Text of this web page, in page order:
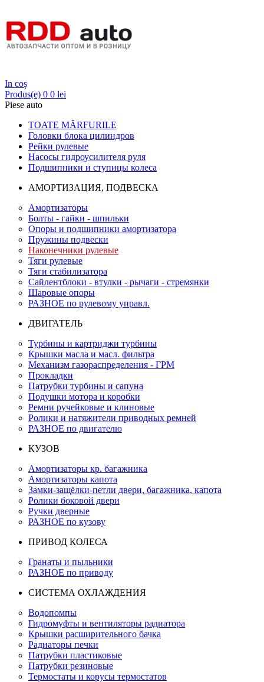
In coș
Produs(e) 0 0 lei
Piese auto
TOATE MĂRFURILE
Головки блока цилиндров
Рейки рулевые
Насосы гидроусилителя руля
Подшипники и ступицы колеса
АМОРТИЗАЦИЯ, ПОДВЕСКА
Амортизаторы
Болты - гайки - шпильки
Опоры и подшипники амортизатора
Пружины подвески
Наконечники рулевые
Тяги рулевые
Тяги стабилизатора
Сайлентблоки - втулки - рычаги - стремянки
Шаровые опоры
РАЗНОЕ по рулевому управл.
ДВИГАТЕЛЬ
Турбины и картриджи турбины
Крышки масла и масл. фильтра
Механизм газораспределения - ГРМ
Прокладки
Патрубки турбины и сапуна
Подушки мотора и коробки
Ремни ручейковые и клиновые
Ролики и натяжители приводных ремней
РАЗНОЕ по двигателю
КУЗОВ
Амортизаторы кр. багажника
Амортизаторы капота
Замки-защёлки-петли двери, багажника, капота
Ролики боковой двери
Ручки дверные
РАЗНОЕ по кузову
ПРИВОД КОЛЕСА
Гранаты и пыльники
РАЗНОЕ по приводу
СИСТЕМА ОХЛАЖДЕНИЯ
Водопомпы
Гидромуфты и вентиляторы радиатора
Крышки расширительного бачка
Радиаторы печки
Патрубки пластиковые
Патрубки резиновые
Термостаты и корусы термостатов